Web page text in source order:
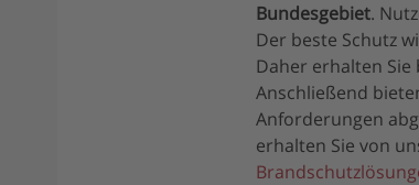
Bundesgebiet.
Der beste Schutz
Daher erhalten Sie
Anschließend
Anforderungen
erhalten Sie von